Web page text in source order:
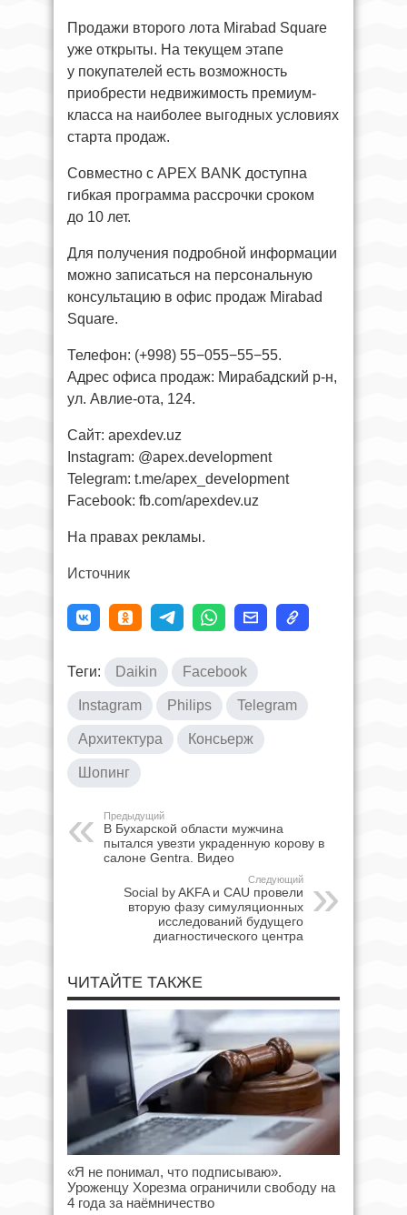
Продажи второго лота Mirabad Square
уже открыты. На текущем этапе
у покупателей есть возможность
приобрести недвижимость премиум-
класса на наиболее выгодных условиях
старта продаж.
Совместно с APEX BANK доступна
гибкая программа рассрочки сроком
до 10 лет.
Для получения подробной информации
можно записаться на персональную
консультацию в офис продаж Mirabad
Square.
Телефон: (+998) 55−055−55−55.
Адрес офиса продаж: Мирабадский р-н,
ул. Авлие-ота, 124.
Сайт: apexdev.uz
Instagram: @apex.development
Telegram: t.me/apex_development
Facebook: fb.com/apexdev.uz
На правах рекламы.
Источник
Теги: Daikin Facebook
Instagram Philips Telegram
Архитектура Консьерж
Шопинг
Предыдущий
В Бухарской области мужчина
пытался увезти украденную корову в
салоне Gentra. Видео
Следующий
Social by AKFA и CAU провели
вторую фазу симуляционных
исследований будущего
диагностического центра
ЧИТАЙТЕ ТАКЖЕ
«Я не понимал, что подписываю».
Уроженцу Хорезма ограничили свободу на
4 года за наёмничество